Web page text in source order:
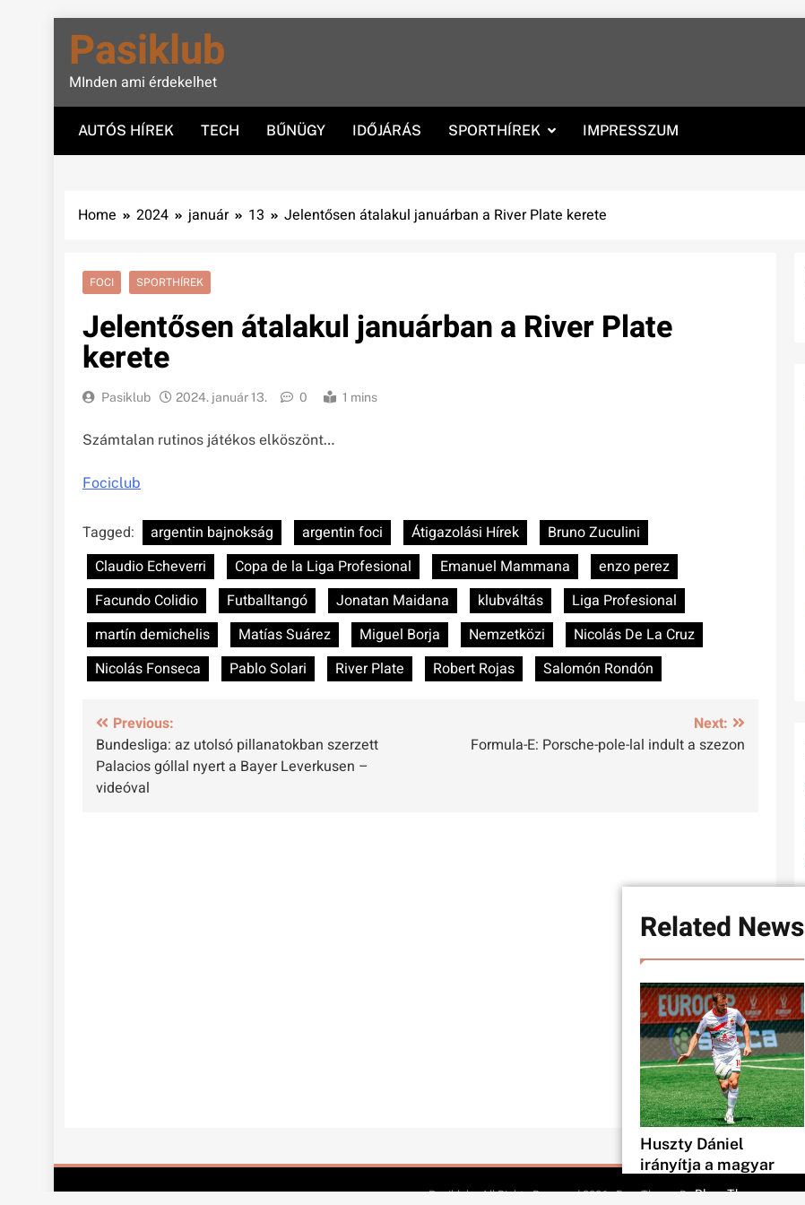
content
Pasiklub
MInden ami érdekelhet
AUTÓS HÍREK TECH BŰNÜGY IDŐJÁRÁS SPORTHÍREK IMPRESSZUM
Home 2024 január 13 Jelentősen átalakul januárban a River Plate kerete
FOCI SPORTHÍREK
Jelentősen átalakul januárban a River Plate
kerete
Pasiklub 2024. január 13. 0 1 mins
Számtalan rutinos játékos elköszönt…
Fociclub
Tagged: argentin bajnokság argentin foci Átigazolási Hírek
Bruno Zuculini
Claudio Echeverri
Copa de la Liga Profesional Emanuel Mammana
enzo perez
Facundo Colidio
Futballtangó Jonatan Maidana klubváltás
Liga Profesional
martín demichelis
Matías Suárez Miguel Borja Nemzetközi
Nicolás De La Cruz
Nicolás Fonseca
Pablo Solari River Plate Robert Rojas Salomón Rondón
Bejegyzés
navigáció
Previous:
Bundesliga: az utolsó pillanatokban szerzett
Palacios góllal nyert a Bayer Leverkusen –
videóval
Next:
Formula-E: Porsche-pole-lal indult a szezon
Related News
Huszty Dániel
irányítja a magyar
válogatottat a socca-
Pasiklub - All Rights Reserved 2026.. Free Theme ByBlazeThemes.